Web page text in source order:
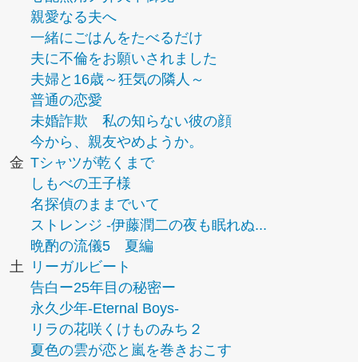
親愛なる夫へ
一緒にごはんをたべるだけ
夫に不倫をお願いされました
夫婦と16歳～狂気の隣人～
普通の恋愛
未婚詐欺 私の知らない彼の顔
今から、親友やめようか。
金 Tシャツが乾くまで
しもべの王子様
名探偵のままでいて
ストレンジ -伊藤潤二の夜も眠れぬ...
晩酌の流儀5 夏編
土
リーガルビート
告白ー25年目の秘密ー
永久少年-Eternal Boys-
リラの花咲くけものみち２
夏色の雲が恋と嵐を巻きおこす